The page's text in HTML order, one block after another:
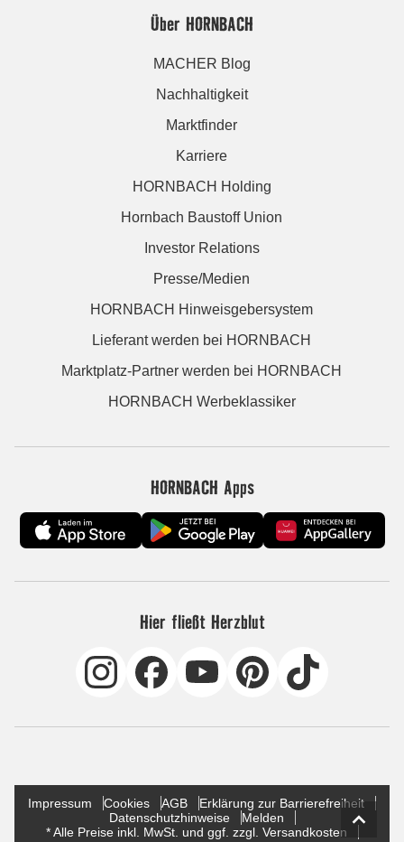
Über HORNBACH
MACHER Blog
Nachhaltigkeit
Marktfinder
Karriere
HORNBACH Holding
Hornbach Baustoff Union
Investor Relations
Presse/Medien
HORNBACH Hinweisgebersystem
Lieferant werden bei HORNBACH
Marktplatz-Partner werden bei HORNBACH
HORNBACH Werbeklassiker
HORNBACH Apps
Hier fließt Herzblut
Impressum Cookies AGB
Erklärung zur Barrierefreiheit
Datenschutzhinweise
Melden
* Alle Preise inkl. MwSt. und ggf. zzgl. Versandkosten